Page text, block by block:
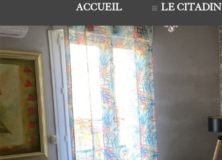
ACCUEIL LE CITADIN